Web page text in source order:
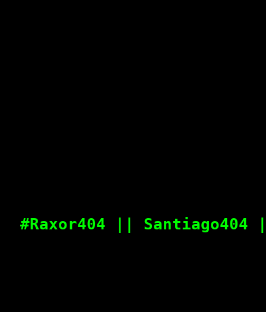
#Raxor404 || Santiago404